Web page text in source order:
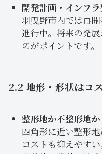
開発計画・インフ
羽曳野市内では再
進行中。将来の発
のがポイントです。
2.2 地形・形状はコ
整形地か不整形地か
四角形に近い整形
コストも抑えやす